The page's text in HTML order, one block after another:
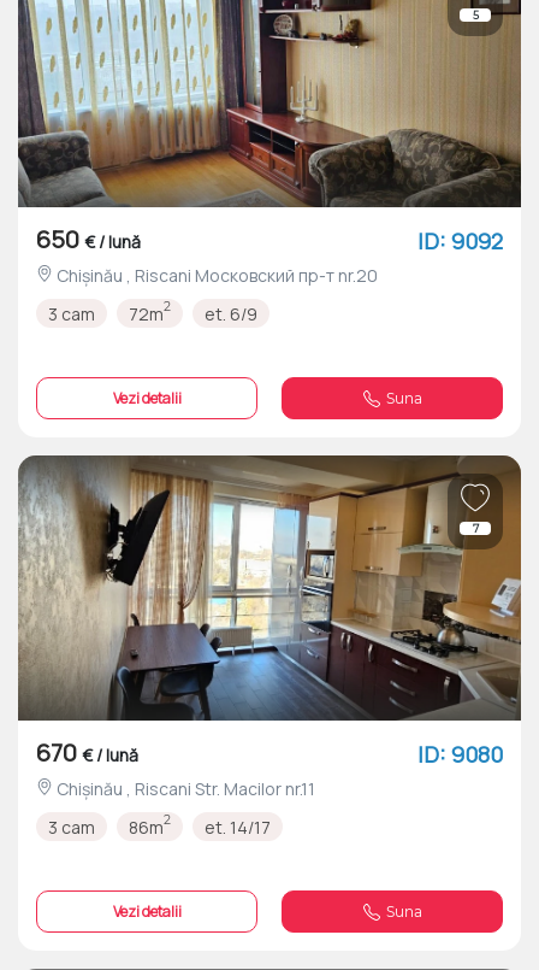
5
650 € / lună ID: 9092
Chișinău , Riscani Московский пр-т nr.20
3 cam
72m2 et. 6/9
Vezi detalii Suna
7
670 € / lună ID: 9080
Chișinău , Riscani Str. Macilor nr.11
3 cam
86m2 et. 14/17
Vezi detalii Suna